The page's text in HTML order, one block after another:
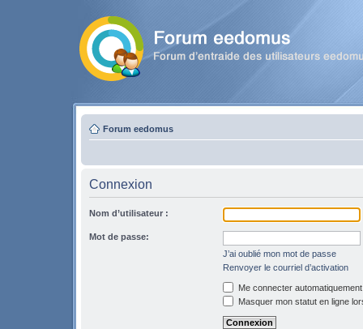
Forum eedomus
Connexion
Nom d’utilisateur :
Mot de passe:
J’ai oublié mon mot de passe
Renvoyer le courriel d’activation
Me connecter
Masquer mon statut en ligne